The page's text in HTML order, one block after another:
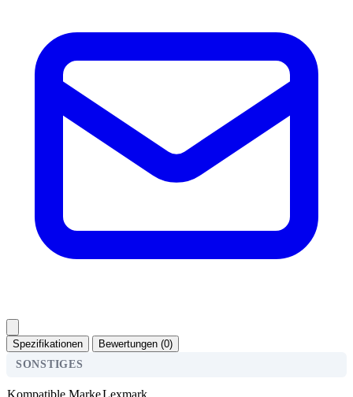
Spezifikationen
Bewertungen (0)
SONSTIGES
Kompatible MarkeLexmark